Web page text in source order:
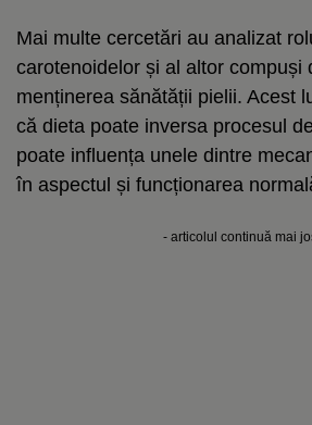
Mai multe cercetări au analizat
carotenoidelor și al altor compuși
menținerea sănătății pielii. Acest
că dieta poate inversa procesul
poate influența unele dintre
în aspectul și funcționarea
- articolul continuă mai